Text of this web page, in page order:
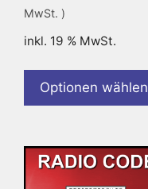
MwSt. )
inkl. 19 % MwSt.
Optionen wählen